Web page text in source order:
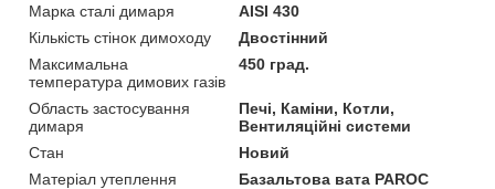
Марка сталі димаря
AISI 430
Кількість стінок димоходу
Двостінний
Максимальна
температура димових газів
450 град.
Область застосування
димаря
Печі, Каміни, Котли,
Вентиляційні системи
Стан
Новий
Матеріал утеплення
Базальтова вата PAROC